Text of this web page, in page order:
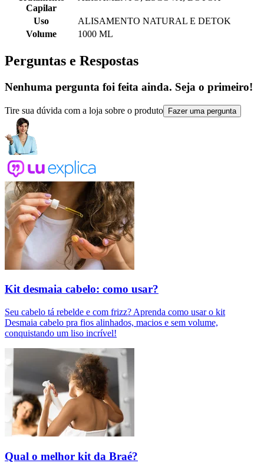
Capilar
Uso
ALISAMENTO NATURAL E DETOK
Volume
1000 ML
Perguntas e Respostas
Nenhuma pergunta foi feita ainda. Seja o primeiro!
Tire sua dúvida com a loja sobre o produto Fazer uma pergunta
Kit desmaia cabelo: como usar?
Seu cabelo tá rebelde e com frizz? Aprenda como usar o kit
Desmaia cabelo pra fios alinhados, macios e sem volume,
conquistando um liso incrível!
Qual o melhor kit da Braé?